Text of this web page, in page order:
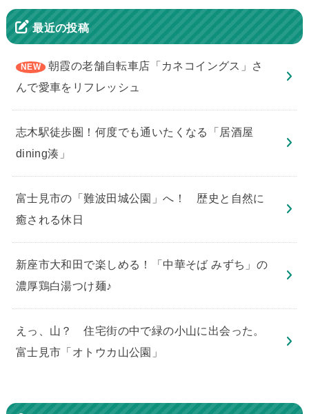
最近の投稿
朝霞の老舗自転車店「カネコイングス」さ
んで愛車をリフレッシュ
志木駅徒歩圏！何度でも通いたくなる「居酒屋
dining湊」
​富士見市の「難波田城公園」へ！ 歴史と自然に
癒される休日
新座市大和田で楽しめる！「中華そば みずち」の
濃厚鶏白湯つけ麺♪
えっ、山？ 住宅街の中で緑の小山に出会った。
富士見市「オトウカ山公園」